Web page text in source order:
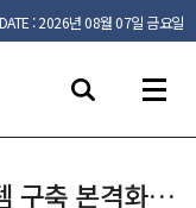
: 2026년 08월 07일 금요일
구축 본격화…